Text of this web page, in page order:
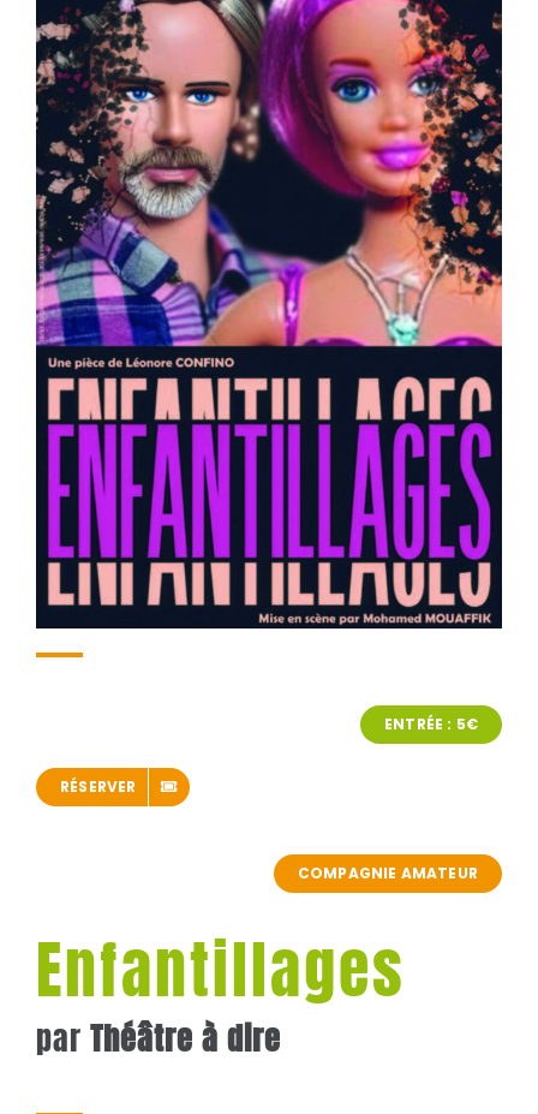
ENTRÉE : 5€
RÉSERVER
COMPAGNIE AMATEUR
Enfantillages
par Théâtre à dire